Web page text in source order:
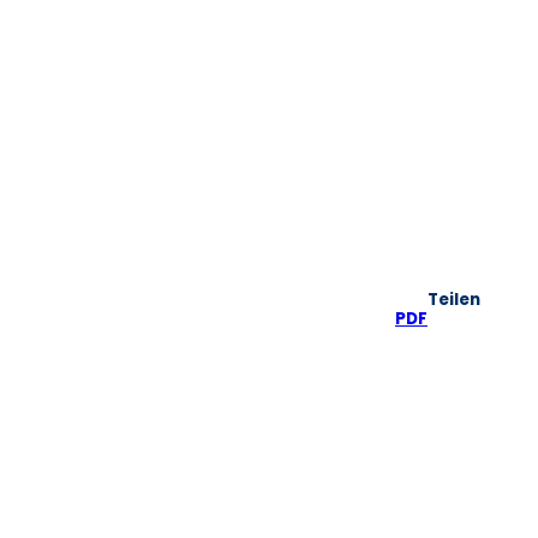
PDF
Teilen